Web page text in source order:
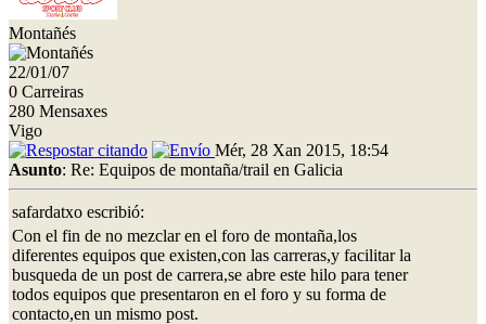
Montañés
22/01/07
0 Carreiras
280 Mensaxes
Vigo
Mér, 28 Xan 2015, 18:54
Asunto: Re: Equipos de montaña/trail en Galicia
safardatxo escribió:
Con el fin de no mezclar en el foro de montaña,los
diferentes equipos que existen,con las carreras,y facilitar la
busqueda de un post de carrera,se abre este hilo para tener
todos equipos que presentaron en el foro y su forma de
contacto,en un mismo post.